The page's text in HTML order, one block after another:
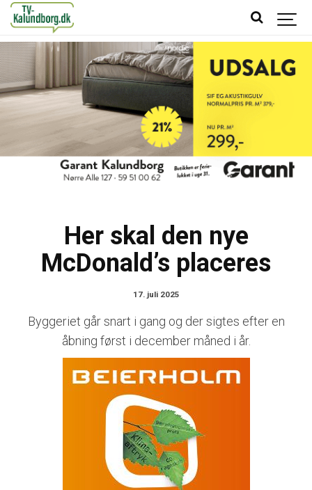
Her skal den nye
McDonald’s placeres
17. juli 2025
Byggeriet går snart i gang og der sigtes efter en
åbning først i december måned i år.